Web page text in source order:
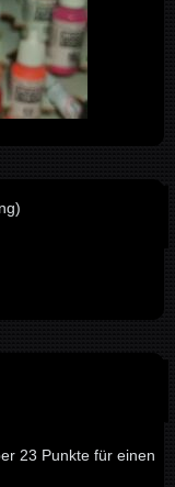
23 Punkte für einen